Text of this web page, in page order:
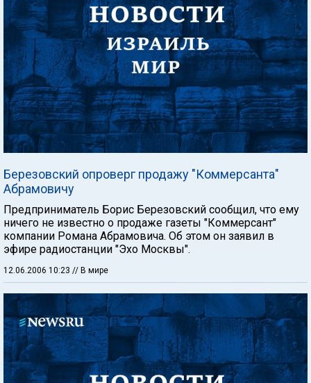
Березовский опроверг продажу "Коммерсанта"
Абрамовичу
Предприниматель Борис Березовский сообщил, что ему
ничего не известно о продаже газеты "Коммерсант"
компании Романа Абрамовича. Об этом он заявил в
эфире радиостанции "Эхо Москвы".
12.06.2006 10:23 // В мире